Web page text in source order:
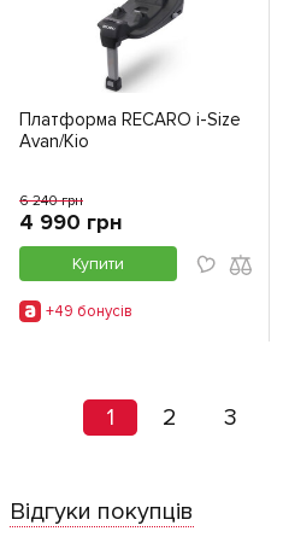
Платформа RECARO i-Size
Avan/Kio
6 240 грн
4 990 грн
Купити
+49 бонусiв
1 2 3
Відгуки покупців